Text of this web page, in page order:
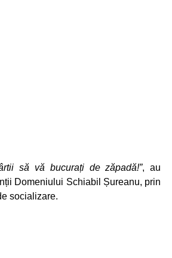
să vă bucurați de zăpadă!”, au
Domeniului Schiabil Șureanu, prin
socializare.